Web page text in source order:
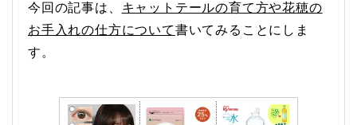
今回の記事は、 キャットテールの育て方や花穂の
お手入れの仕方について書いてみることにしま
す。